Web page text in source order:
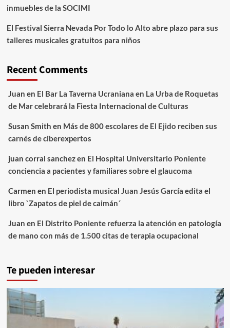
inmuebles de la SOCIMI
El Festival Sierra Nevada Por Todo lo Alto abre plazo para sus
talleres musicales gratuitos para niños
Recent Comments
Juan en El Bar La Taverna Ucraniana en La Urba de Roquetas
de Mar celebrará la Fiesta Internacional de Culturas
Susan Smith en Más de 800 escolares de El Ejido reciben sus
carnés de ciberexpertos
juan corral sanchezen El Hospital Universitario Poniente
conciencia a pacientes y familiares sobre el glaucoma
Carmen en El periodista musical Juan Jesús García edita el
libro `Zapatos de piel de caimán´
Juan en El Distrito Poniente refuerza la atención en patología
de mano con más de 1.500 citas de terapia ocupacional
Te pueden interesar